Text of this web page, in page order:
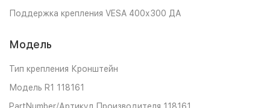
Поддержка крепления VESA 400х300 ДА
Модель
Тип крепления Кронштейн
Модель R1 118161